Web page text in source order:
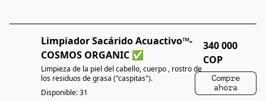
Limpiador Sacárido Acuactivo™-
COSMOS ORGANIC ✅
Limpieza de la piel del cabello, cuerpo , rostro de
los residuos de grasa ("caspitas").
Disponible: 31
340 000
COP
Compre
ahora